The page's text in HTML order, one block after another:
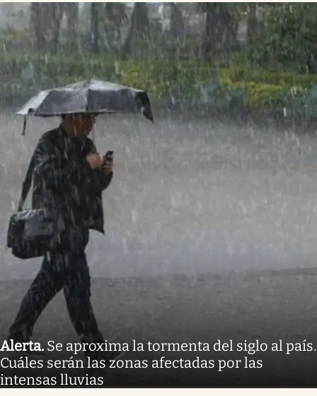
Alerta. Se aproxima la tormenta del siglo al país.
Cuáles serán las zonas afectadas por las
intensas lluvias